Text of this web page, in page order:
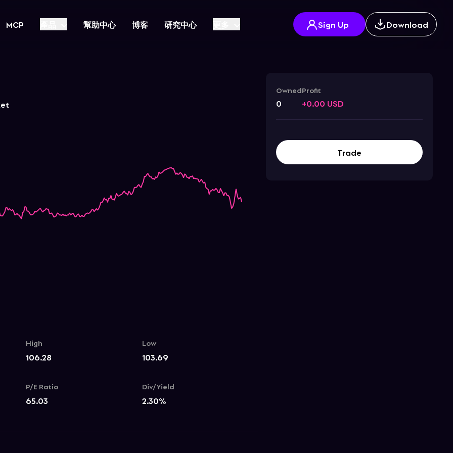
MCP 幫助中心 博客 研究中心 Sign Up Download
Owned
0
Profit
+0.00 USD
Trade
High
106.28
Low
103.69
P/E Ratio
65.03
Div/Yield
2.30%